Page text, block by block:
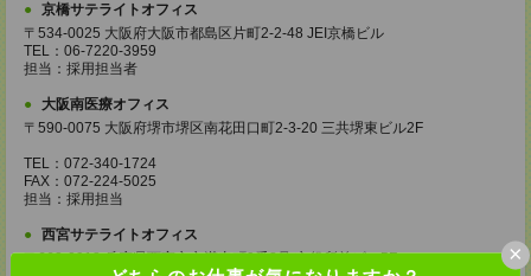
×
京橋サテライトオフィス
〒534-0025 大阪府大阪市都島区片町2-2-48 JEI京橋ビル
TEL：06-7220-3959
担当：採用担当者
大阪南医療オフィス
〒590-0075 大阪府堺市堺区南花田口町2-3-20 三共堺東ビル2F
TEL：072-340-1724
FAX：072-224-5025
担当：採用担当
西宮サテライトオフィス
〒662-0918 兵庫県西宮市六湛寺町9番8号 市役所前ビル5F